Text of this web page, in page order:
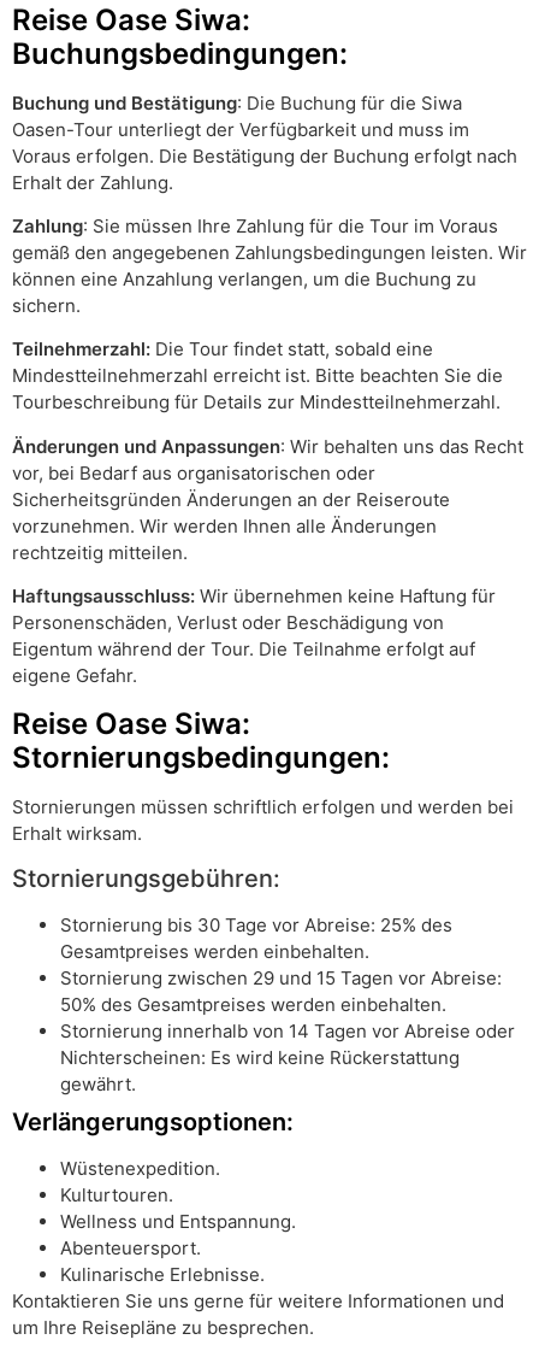
Reise Oase Siwa:
Buchungsbedingungen:
Buchung und Bestätigung: Die Buchung für die Siwa
Oasen-Tour unterliegt der Verfügbarkeit und muss im
Voraus erfolgen. Die Bestätigung der Buchung erfolgt nach
Erhalt der Zahlung.
Zahlung: Sie müssen Ihre Zahlung für die Tour im Voraus
gemäß den angegebenen Zahlungsbedingungen leisten. Wir
können eine Anzahlung verlangen, um die Buchung zu
sichern.
Teilnehmerzahl: Die Tour findet statt, sobald eine
Mindestteilnehmerzahl erreicht ist. Bitte beachten Sie die
Tourbeschreibung für Details zur Mindestteilnehmerzahl.
Änderungen und Anpassungen: Wir behalten uns das Recht
vor, bei Bedarf aus organisatorischen oder
Sicherheitsgründen Änderungen an der Reiseroute
vorzunehmen. Wir werden Ihnen alle Änderungen
rechtzeitig mitteilen.
Haftungsausschluss: Wir übernehmen keine Haftung für
Personenschäden, Verlust oder Beschädigung von
Eigentum während der Tour. Die Teilnahme erfolgt auf
eigene Gefahr.
Reise Oase Siwa:
Stornierungsbedingungen:
Stornierungen müssen schriftlich erfolgen und werden bei
Erhalt wirksam.
Stornierungsgebühren:
Stornierung bis 30 Tage vor Abreise: 25% des
Gesamtpreises werden einbehalten.
Stornierung zwischen 29 und 15 Tagen vor Abreise:
50% des Gesamtpreises werden einbehalten.
Stornierung innerhalb von 14 Tagen vor Abreise oder
Nichterscheinen: Es wird keine Rückerstattung
gewährt.
Verlängerungsoptionen:
Wüstenexpedition.
Kulturtouren.
Wellness und Entspannung.
Abenteuersport.
Kulinarische Erlebnisse.
Kontaktieren Sie uns gerne für weitere Informationen und
um Ihre Reisepläne zu besprechen.